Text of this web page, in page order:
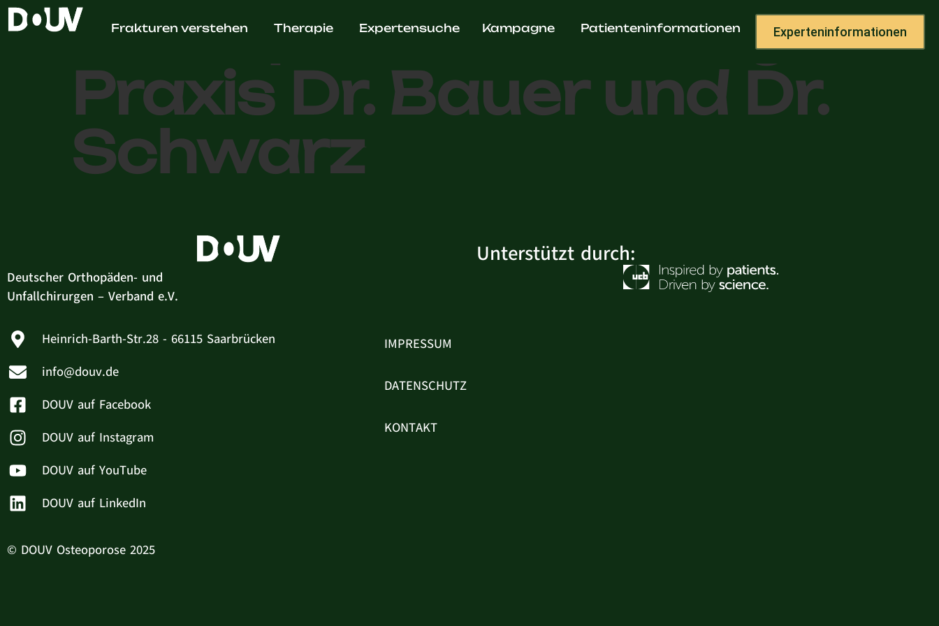
Frakturen verstehen Therapie Expertensuche Kampagne Patienteninformationen Experteninformationen
Orthopädie Friedberg
Praxis Dr. Bauer und Dr.
Schwarz
Deutscher Orthopäden- und
Unfallchirurgen – Verband e.V.
Unterstützt durch:
Heinrich-Barth-Str.28 - 66115 Saarbrücken
info@douv.de
DOUV auf Facebook
DOUV auf Instagram
DOUV auf YouTube
DOUV auf LinkedIn
IMPRESSUM
DATENSCHUTZ
KONTAKT
© DOUV Osteoporose 2025